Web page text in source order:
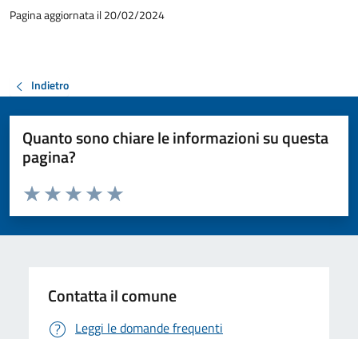
Pagina aggiornata il 20/02/2024
Indietro
Quanto sono chiare le informazioni su questa
pagina?
Valuta da 1 a 5 stelle la pagina
Valuta 5 stelle su 5
Valuta 4 stelle su 5
Valuta 3 stelle su 5
Valuta 2 stelle su 5
Valuta 1 stelle su 5
Contatta il comune
Leggi le domande frequenti